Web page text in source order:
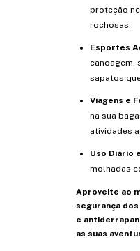
proteção
rochosas.
Esportes
canoagem,
sapatos
Viagens e
na sua
atividades
Uso Diário
molhadas
Aproveite ao
segurança
e
as suas